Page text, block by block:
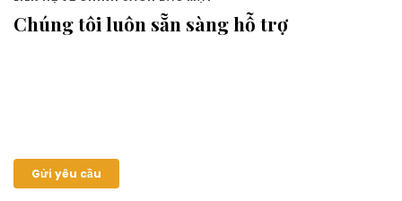
Chúng tôi luôn sẵn sàng hỗ trợ
Gửi yêu cầu